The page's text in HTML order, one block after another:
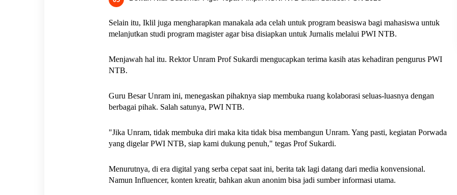
Selain itu, Iklil juga mengharapkan manakala ada celah untuk program beasiswa bagi mahasiswa untuk
melanjutkan studi program magister agar bisa disiapkan untuk Jurnalis melalui PWI NTB.
Menjawah hal itu. Rektor Unram Prof Sukardi mengucapkan terima kasih atas kehadiran pengurus PWI
NTB.
Guru Besar Unram ini, menegaskan pihaknya siap membuka ruang kolaborasi seluas-luasnya dengan
berbagai pihak. Salah satunya, PWI NTB.
"Jika Unram, tidak membuka diri maka kita tidak bisa membangun Unram. Yang pasti, kegiatan Porwada
yang digelar PWI NTB, siap kami dukung penuh," tegas Prof Sukardi.
Menurutnya, di era digital yang serba cepat saat ini, berita tak lagi datang dari media konvensional.
Namun Influencer, konten kreatir, bahkan akun anonim bisa jadi sumber informasi utama.